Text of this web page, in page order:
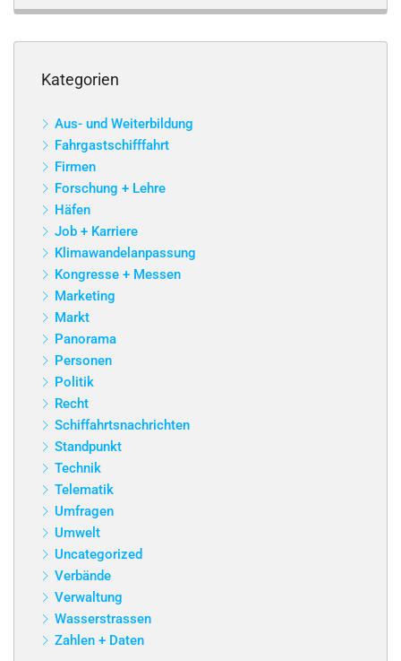
Kategorien
Aus- und Weiterbildung
Fahrgastschifffahrt
Firmen
Forschung + Lehre
Häfen
Job + Karriere
Klimawandelanpassung
Kongresse + Messen
Marketing
Markt
Panorama
Personen
Politik
Recht
Schiffahrtsnachrichten
Standpunkt
Technik
Telematik
Umfragen
Umwelt
Uncategorized
Verbände
Verwaltung
Wasserstrassen
Zahlen + Daten